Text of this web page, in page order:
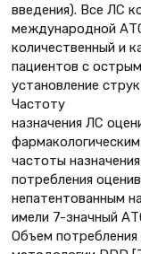
введения). Все ЛС
международной
количественный и
пациентов с
установление
Частоту
назначения ЛС
частоты
потребления
непатентованным
имели 7-значный
Объем